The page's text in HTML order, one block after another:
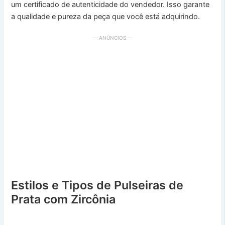
um certificado de autenticidade do vendedor. Isso garante
a qualidade e pureza da peça que você está adquirindo.
— ANÚNCIOS —
Estilos e Tipos de Pulseiras de
Prata com Zircônia